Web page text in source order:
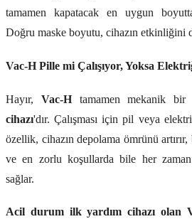
tamamen kapatacak en uygun
Doğru maske boyutu, cihazın etkinliğini
Vac-H Pille mi Çalışıyor, Yoksa
Hayır, Vac-Htamamen mekanik bir
cihazı'dır. Çalışması için pil veya
özellik, cihazın depolama ömrünü
ve en zorlu koşullarda bile her zaman
sağlar.
Acil durum ilk yardım cihazı olan